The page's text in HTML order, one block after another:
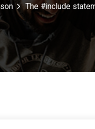
The #include
Sign in
an account?